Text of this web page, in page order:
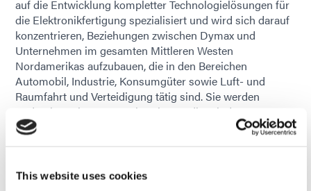
This website uses cookies
auf die Entwicklung kompletter Technologielösungen für
die Elektronikfertigung spezialisiert und wird sich darauf
konzentrieren, Beziehungen zwischen Dymax und
Unternehmen im gesamten Mittleren Westen
Nordamerikas aufzubauen, die in den Bereichen
Automobil, Industrie, Konsumgüter sowie Luft- und
Raumfahrt und Verteidigung tätig sind. Sie werden
Endverbrauchern von Leiterplatten, die mit den
Möglichkeiten und der Effizienz der Lichthärtung bei der
Präsident John Johnson bemerkte: „Wir werden eng mit